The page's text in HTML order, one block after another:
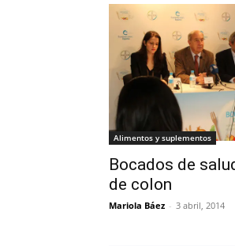
Alimentos y suplementos
Bocados de
de colon
Mariola Báez - 3 abril, 2014